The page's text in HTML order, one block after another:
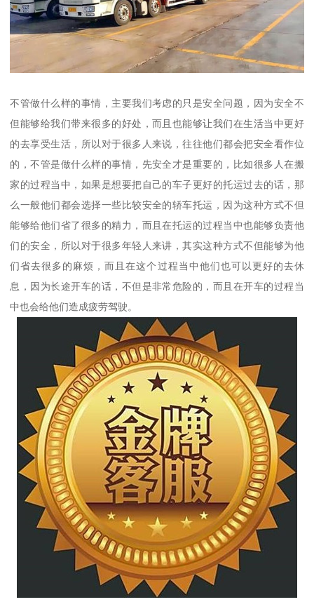
不管做什么样的事情，主要我们考虑的只是安全问题，因为安全不
但能够给我们带来很多的好处，而且也能够让我们在生活当中更好
的去享受生活，所以对于很多人来说，往往他们都会把安全看作位
的，不管是做什么样的事情，先安全才是重要的，比如很多人在搬
家的过程当中，如果是想要把自己的车子更好的托运过去的话，那
么一般他们都会选择一些比较安全的轿车托运，因为这种方式不但
能够给他们省了很多的精力，而且在托运的过程当中也能够负责他
们的安全，所以对于很多年轻人来讲，其实这种方式不但能够为他
们省去很多的麻烦，而且在这个过程当中他们也可以更好的去休
息，因为长途开车的话，不但是非常危险的，而且在开车的过程当
中也会给他们造成疲劳驾驶。